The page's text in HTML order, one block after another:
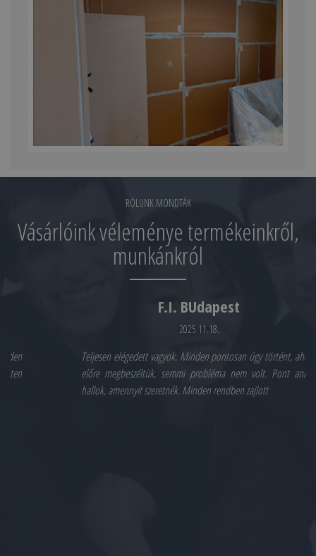
RÓLUNK MONDTÁK
Vásárlóink véleménye termékeinkről,
munkánkról
F.I. BUdapest
Teljesen elégedett vagyok. Minden pontosan úgy történt, ahogy
előre megbeszéltük, semmi probléma nem volt. Pont annyit
hallok, amennyit szeretnék. Minden rendben zajlott